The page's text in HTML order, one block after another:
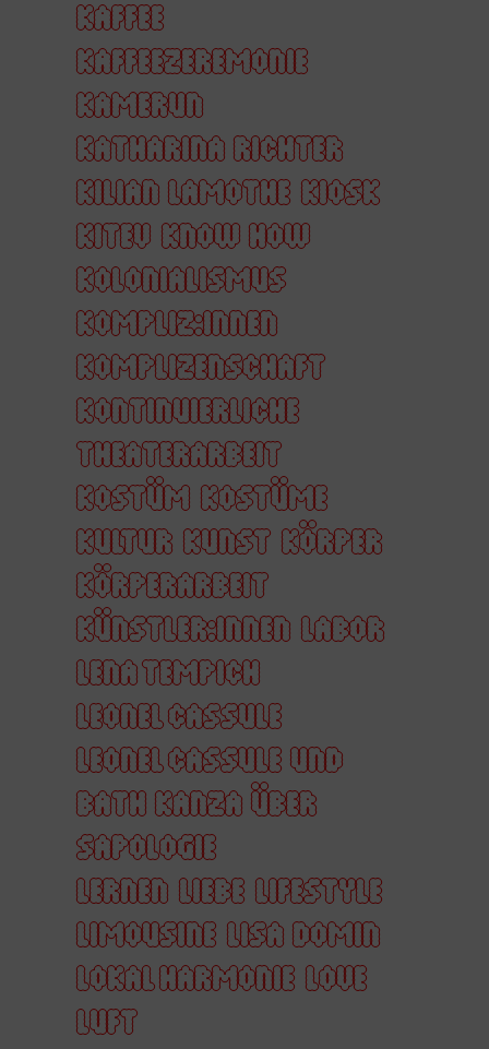
KAFFEE
KAFFEEZEREMONIE
KAMERUN
KATHARINA RICHTER
KILIAN LAMOTHE KIOSK
KITEV KNOW HOW
KOLONIALISMUS
KOMPLIZ:INNEN
KOMPLIZENSCHAFT
KONTINUIERLICHE
THEATERARBEIT
KOSTÜM KOSTÜME
KULTUR KUNST KÖRPER
KÖRPERARBEIT
KÜNSTLER:INNEN LABOR
LENA TEMPICH
LEONEL CASSULE
LEONEL CASSULE UND
BATH KANZA ÜBER
SAPOLOGIE
LERNEN LIEBE LIFESTYLE
LIMOUSINE LISA DOMIN
LOKAL HARMONIE LOVE
LUFT